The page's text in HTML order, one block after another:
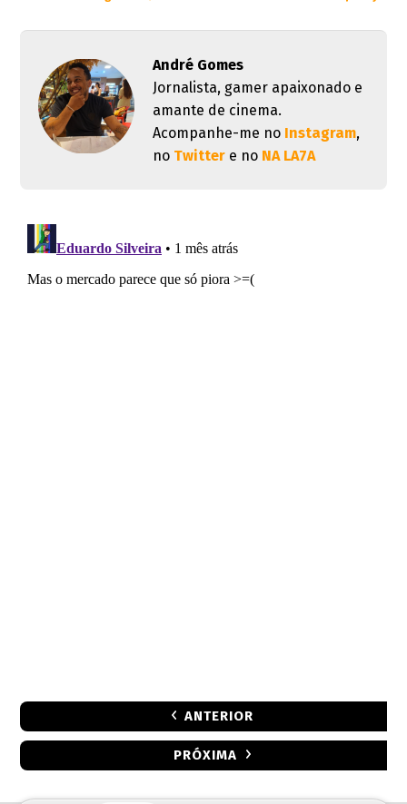
André Gomes
Jornalista, gamer apaixonado e
amante de cinema.
Acompanhe-me no Instagram,
no Twitter e no NA LA7A
ANTERIOR
PRÓXIMA